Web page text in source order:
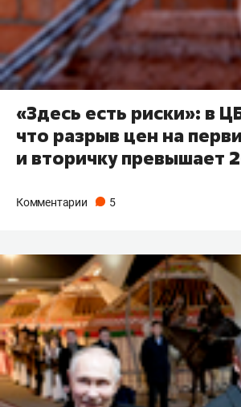
«Здесь есть риски»: в
что разрыв цен на
и вторичку превышает
Комментарии 5